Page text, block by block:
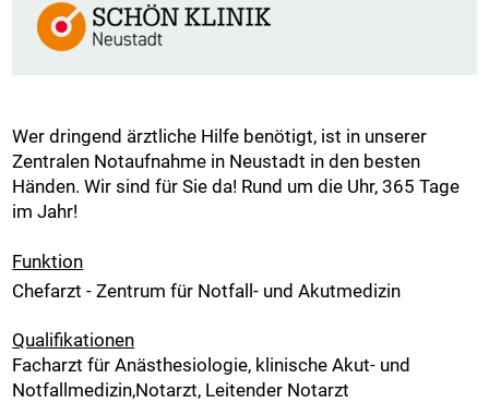
Wer dringend ärztliche Hilfe benötigt, ist in unserer
Zentralen Notaufnahme in Neustadt in den besten
Händen. Wir sind für Sie da! Rund um die Uhr, 365 Tage
im Jahr!
Funktion
Chefarzt - Zentrum für Notfall- und Akutmedizin
Qualifikationen
Facharzt für Anästhesiologie, klinische Akut- und
Notfallmedizin,Notarzt, Leitender Notarzt